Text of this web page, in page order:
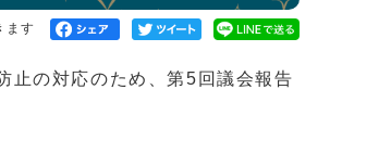
ます
止の対応のため、第5回議会報告